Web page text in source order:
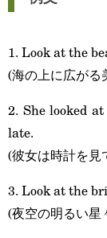
1. Look at the
(海の上に広がる
2. She looked
late.
(彼女は時計を見
3. Look at the
(夜空の明るい星